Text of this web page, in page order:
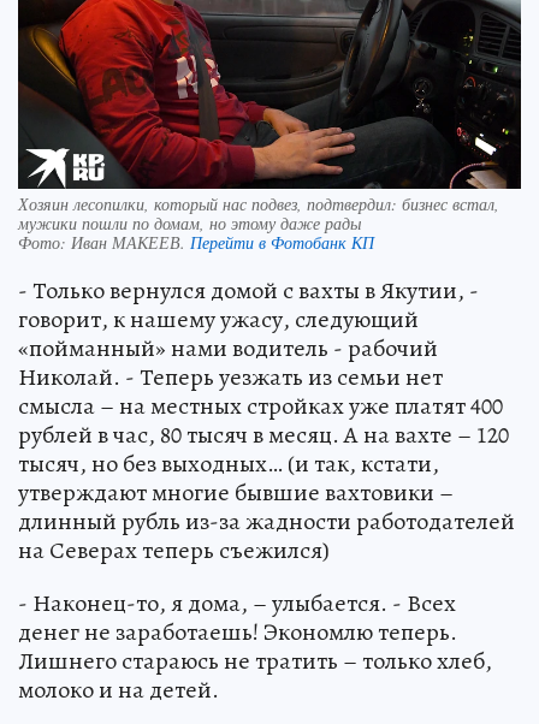
Хозяин лесопилки, который нас подвез, подтвердил: бизнес встал,
мужики пошли по домам, но этому даже рады
Фото: Иван МАКЕЕВ. Перейти в Фотобанк КП
- Только вернулся домой с вахты в Якутии, -
говорит, к нашему ужасу, следующий
«пойманный» нами водитель - рабочий
Николай. - Теперь уезжать из семьи нет
смысла – на местных стройках уже платят 400
рублей в час, 80 тысяч в месяц. А на вахте – 120
тысяч, но без выходных… (и так, кстати,
утверждают многие бывшие вахтовики –
длинный рубль из-за жадности работодателей
на Северах теперь съежился)
- Наконец-то, я дома, – улыбается. - Всех
денег не заработаешь! Экономлю теперь.
Лишнего стараюсь не тратить – только хлеб,
молоко и на детей.